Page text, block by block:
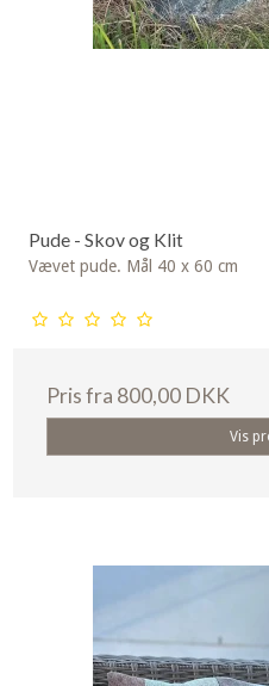
Pude - Skov og Klit
Vævet pude. Mål 40 x 60 cm
Pris fra 800,00 DKK
Vis